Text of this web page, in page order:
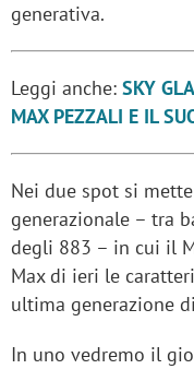
generativa.
Leggi anche: SKY
MAX PEZZALI E IL
Nei due spot si
generazionale – tra
degli 883 – in cui il
Max di ieri le
ultima generazione
In uno vedremo il